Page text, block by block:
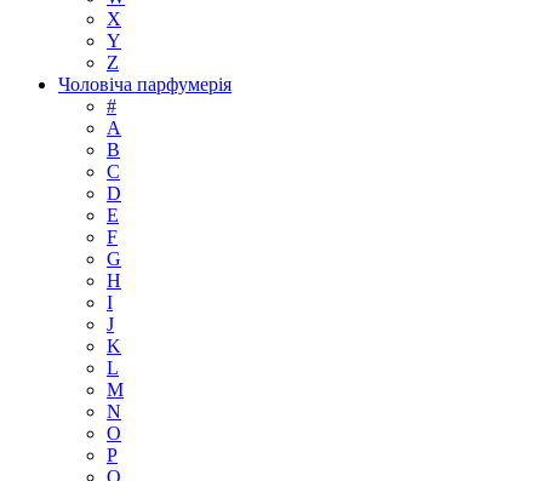
X
Y
Z
Чоловіча парфумерія
#
A
B
C
D
E
F
G
H
I
J
K
L
M
N
O
P
Q